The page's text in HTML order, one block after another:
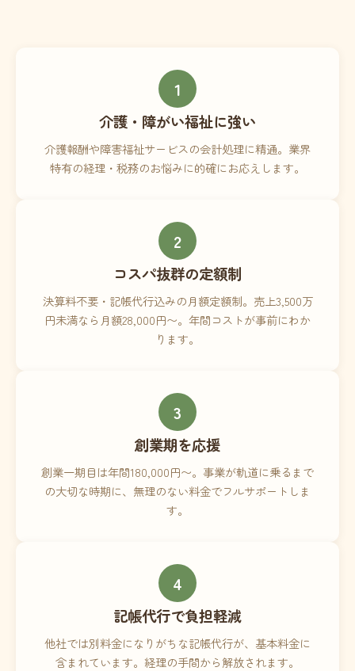
1
介護・障がい福祉に強い
介護報酬や障害福祉サービスの会計処理に精通。業界
特有の経理・税務のお悩みに的確にお応えします。
2
コスパ抜群の定額制
決算料不要・記帳代行込みの月額定額制。売上3,500万
円未満なら月額28,000円〜。年間コストが事前にわか
ります。
3
創業期を応援
創業一期目は年間180,000円〜。事業が軌道に乗るまで
の大切な時期に、無理のない料金でフルサポートしま
す。
4
記帳代行で負担軽減
他社では別料金になりがちな記帳代行が、基本料金に
含まれています。経理の手間から解放されます。